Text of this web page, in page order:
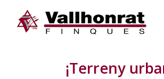
¡Terreny